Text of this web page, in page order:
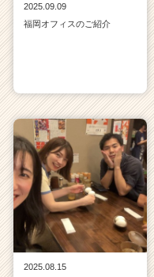
2025.09.09
福岡オフィスのご紹介
2025.08.15